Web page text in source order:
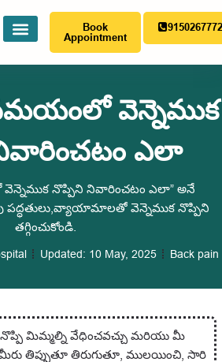
Book
Appointment
వెన్నెముక
ఎలా
నొప్పిని నివారించటం ఎలా” అనే
పద్ధతులు,వ్యాయామాలతో వెన్నెముక నొప్పిని
తగ్గించుకోండి.
Updated: 10 May, 2025 Back pain
మిమ్మల్ని వేధించవచ్చు మరియు మీ
మీరు తిప్పుతూ తిరుగుతూ, ములయించి, సారి